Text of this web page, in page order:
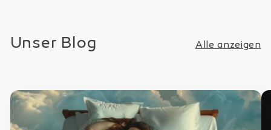
Unser Blog Alle anzeigen